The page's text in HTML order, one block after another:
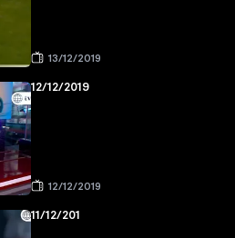
13/12/2019
12/12/2019
12/12/2019
11/12/201